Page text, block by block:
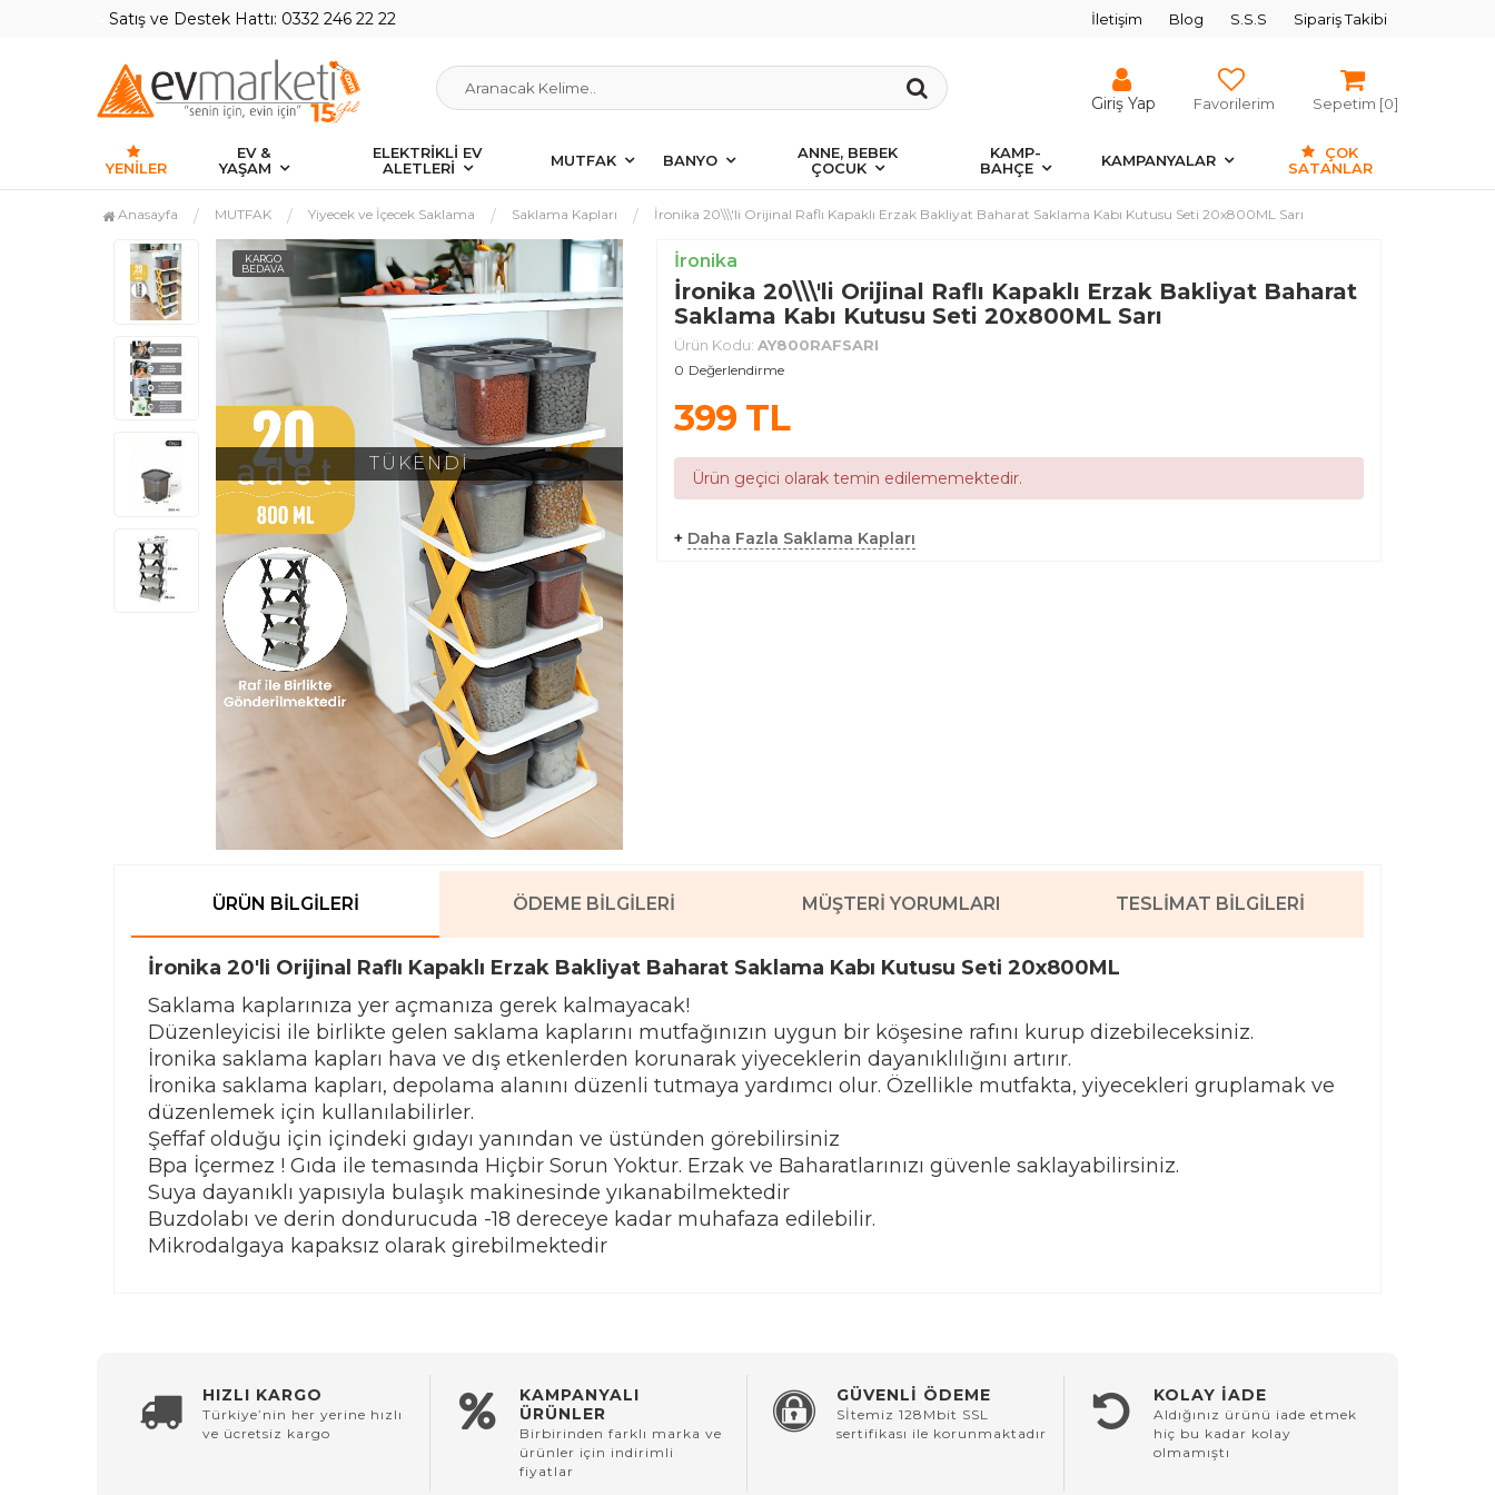
Satış ve Destek Hattı: 0332 246 22 22 İletişim Blog S.S.S Sipariş Takibi
Giriş Yap Favorilerim Sepetim [0]
YENILER
EV &
YAŞAM
ELEKTRİKLİ EV
ALETLERİ
MUTFAK BANYO
ANNE, BEBEK
ÇOCUK
KAMP-
BAHÇE
KAMPANYALAR
ÇOK
SATANLAR
Anasayfa MUTFAK Yiyecek ve İçecek Saklama Saklama Kapları İronika 20\\\'li Orijinal Raflı Kapaklı Erzak Bakliyat Baharat Saklama Kabı Kutusu Seti 20x800ML Sarı
KARGO
BEDAVA
TÜKENDİ
İronika
İronika 20\\\'li Orijinal Raflı Kapaklı Erzak Bakliyat Baharat
Saklama Kabı Kutusu Seti 20x800ML Sarı
Ürün Kodu: AY800RAFSARI
0 Değerlendirme
399TL
Ürün geçici olarak temin edilememektedir.
+ Daha Fazla Saklama Kapları
ÜRÜN BILGILERI ÖDEME BILGILERI MÜŞTERI YORUMLARI TESLIMAT BILGILERI
İronika 20'li Orijinal Raflı Kapaklı Erzak Bakliyat Baharat Saklama Kabı Kutusu Seti 20x800ML
Saklama kaplarınıza yer açmanıza gerek kalmayacak!
Düzenleyicisi ile birlikte gelen saklama kaplarını mutfağınızın uygun bir köşesine rafını kurup dizebileceksiniz.
İronika saklama kapları hava ve dış etkenlerden korunarak yiyeceklerin dayanıklılığını artırır.
İronika saklama kapları, depolama alanını düzenli tutmaya yardımcı olur. Özellikle mutfakta, yiyecekleri gruplamak ve
düzenlemek için kullanılabilirler.
Şeffaf olduğu için içindeki gıdayı yanından ve üstünden görebilirsiniz
Bpa İçermez ! Gıda ile temasında Hiçbir Sorun Yoktur. Erzak ve Baharatlarınızı güvenle saklayabilirsiniz.
Suya dayanıklı yapısıyla bulaşık makinesinde yıkanabilmektedir
Buzdolabı ve derin dondurucuda -18 dereceye kadar muhafaza edilebilir.
Mikrodalgaya kapaksız olarak girebilmektedir
HIZLI KARGO
Türkiye’nin her yerine hızlı
ve ücretsiz kargo
KAMPANYALI
ÜRÜNLER
Birbirinden farklı marka ve
ürünler için indirimli
fiyatlar
GÜVENLİ ÖDEME
Sİtemiz 128Mbit SSL
sertifikası ile korunmaktadır
KOLAY İADE
Aldığınız ürünü iade etmek
hiç bu kadar kolay
olmamıştı